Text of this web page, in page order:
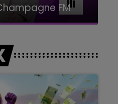
FM